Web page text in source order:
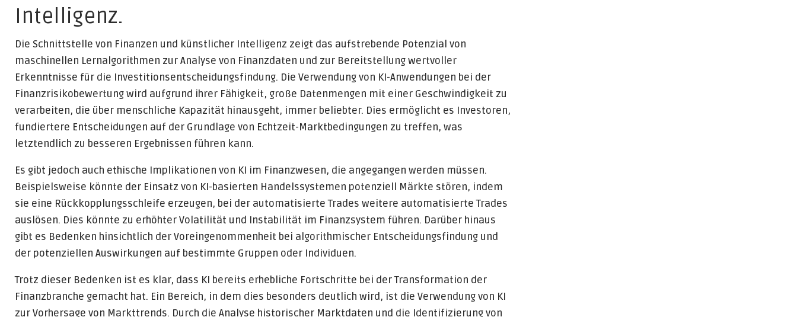
Intelligenz.
Die Schnittstelle von Finanzen und künstlicher Intelligenz zeigt das aufstrebende Potenzial von
maschinellen Lernalgorithmen zur Analyse von Finanzdaten und zur Bereitstellung wertvoller
Erkenntnisse für die Investitionsentscheidungsfindung. Die Verwendung von KI-Anwendungen bei der
Finanzrisikobewertung wird aufgrund ihrer Fähigkeit, große Datenmengen mit einer Geschwindigkeit zu
verarbeiten, die über menschliche Kapazität hinausgeht, immer beliebter. Dies ermöglicht es Investoren,
fundiertere Entscheidungen auf der Grundlage von Echtzeit-Marktbedingungen zu treffen, was
letztendlich zu besseren Ergebnissen führen kann.
Es gibt jedoch auch ethische Implikationen von KI im Finanzwesen, die angegangen werden müssen.
Beispielsweise könnte der Einsatz von KI-basierten Handelssystemen potenziell Märkte stören, indem
sie eine Rückkopplungsschleife erzeugen, bei der automatisierte Trades weitere automatisierte Trades
auslösen. Dies könnte zu erhöhter Volatilität und Instabilität im Finanzsystem führen. Darüber hinaus
gibt es Bedenken hinsichtlich der Voreingenommenheit bei algorithmischer Entscheidungsfindung und
der potenziellen Auswirkungen auf bestimmte Gruppen oder Individuen.
Trotz dieser Bedenken ist es klar, dass KI bereits erhebliche Fortschritte bei der Transformation der
Finanzbranche gemacht hat. Ein Bereich, in dem dies besonders deutlich wird, ist die Verwendung von KI
zur Vorhersage von Markttrends. Durch die Analyse historischer Marktdaten und die Identifizierung von